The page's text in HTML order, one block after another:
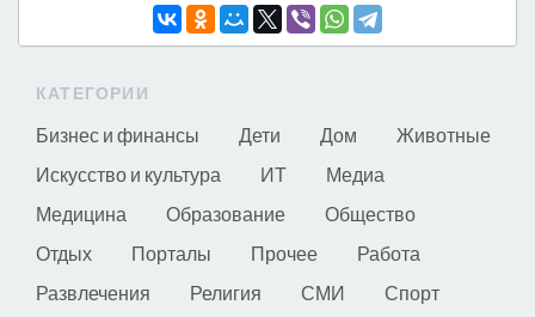
КАТЕГОРИИ
Бизнес и финансы Дети Дом
Животные
Искусство и культура
ИТ
Медиа
Медицина
Образование
Общество
Отдых
Порталы Прочее
Работа
Развлечения
Религия СМИ
Спорт